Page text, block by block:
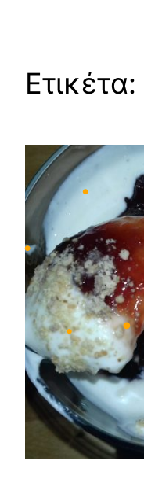
•
•
•
•
•
• •
Ετικέτα: